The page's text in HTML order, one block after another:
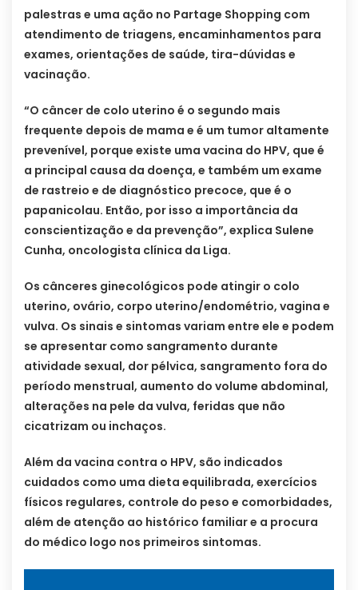
palestras e uma ação no Partage Shopping com
atendimento de triagens, encaminhamentos para
exames, orientações de saúde, tira-dúvidas e
vacinação.
“O câncer de colo uterino é o segundo mais
frequente depois de mama e é um tumor altamente
prevenível, porque existe uma vacina do HPV, que é
a principal causa da doença, e também um exame
de rastreio e de diagnóstico precoce, que é o
papanicolau. Então, por isso a importância da
conscientização e da prevenção”, explica Sulene
Cunha, oncologista clínica da Liga.
Os cânceres ginecológicos pode atingir o colo
uterino, ovário, corpo uterino/endométrio, vagina e
vulva. Os sinais e sintomas variam entre ele e podem
se apresentar como sangramento durante
atividade sexual, dor pélvica, sangramento fora do
período menstrual, aumento do volume abdominal,
alterações na pele da vulva, feridas que não
cicatrizam ou inchaços.
Além da vacina contra o HPV, são indicados
cuidados como uma dieta equilibrada, exercícios
físicos regulares, controle do peso e comorbidades,
além de atenção ao histórico familiar e a procura
do médico logo nos primeiros sintomas.